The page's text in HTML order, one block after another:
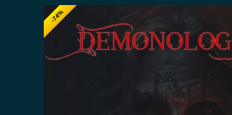
-74%